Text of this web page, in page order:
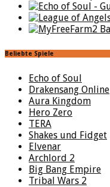
Beliebte Spiele
Echo of Soul
Drakensang Online
Aura Kingdom
Hero Zero
TERA
Shakes und Fidget
Elvenar
Archlord 2
Big Bang Empire
Tribal Wars 2